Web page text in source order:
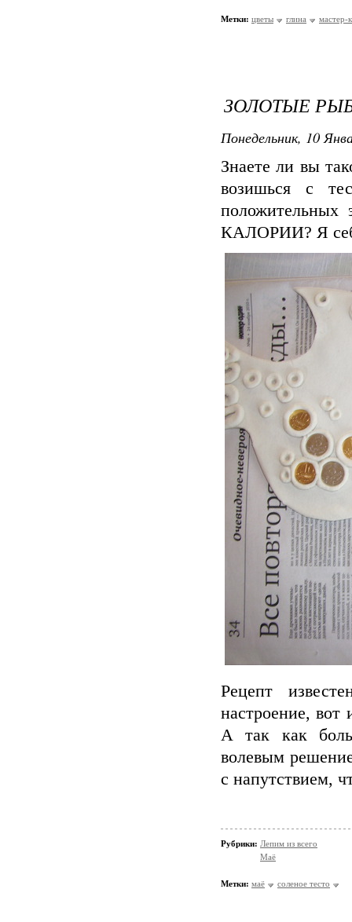
Метки: цветы глина мастер-
ЗОЛОТЫЕ
Понедельник, 10
Знаете ли вы
возишься с
КАЛОРИИ? Я
Рецепт
настроение, вот
А так как
волевым
с
Рубрики: Лепим из всего
Маё
Метки: маё соленое тесто